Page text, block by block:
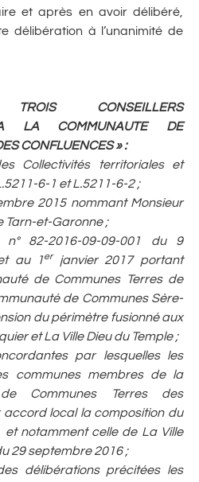
et après en avoir délibéré,
délibération à l’unanimité de
CONSEILLERS
A LA COMMUNAUTE DE
CONFLUENCES » :
Collectivités territoriales et
6-1 et L.5211-6-2 ;
2015 nommant Monsieur
Tarn-et-Garonne ;
n° 82-2016-09-09-001 du 9
au 1er
janvier 2017 portant
de Communes Terres de
de Communes Sère-
du périmètre fusionné aux
et La Ville Dieu du Temple ;
par lesquelles les
communes membres de la
Communes Terres des
accord local la composition du
et notamment celle de La Ville
29 septembre 2016 ;
délibérations précitées les